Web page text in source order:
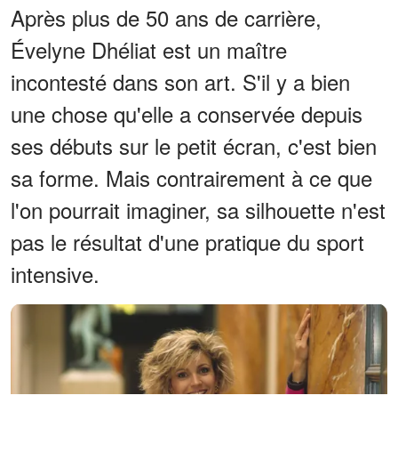
Après plus de 50 ans de carrière,
Évelyne Dhéliat est un maître
incontesté dans son art. S'il y a bien
une chose qu'elle a conservée depuis
ses débuts sur le petit écran, c'est bien
sa forme. Mais contrairement à ce que
l'on pourrait imaginer, sa silhouette n'est
pas le résultat d'une pratique du sport
intensive.